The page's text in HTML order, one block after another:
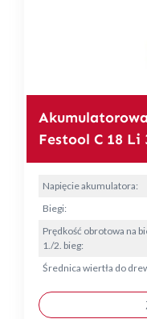
Festool C 18 Li
Napięcie akumulatora:
Biegi:
Prędkość obrotowa na
1./2. bieg:
Średnica wiertła do